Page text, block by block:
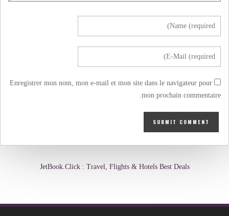
Enregistrer mon nom, mon e-mail et mon site dans le navigateur pour
mon prochain commentaire.
JetBook.Click : Travel, Flights & Hotels Best Deals